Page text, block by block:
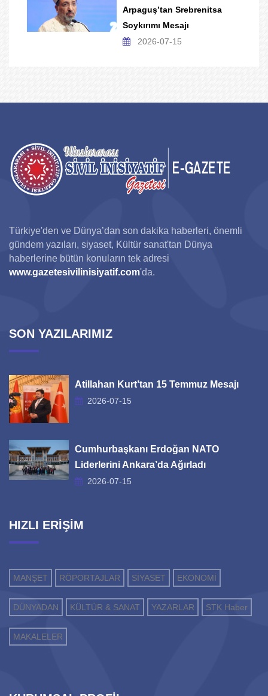
Arpaguş’tan Srebrenitsa
Soykırımı Mesajı
2026-07-15
Türkiye'den ve Dünya’dan son dakika haberleri, önemli
gündem yazıları, siyaset, Kültür sanat'tan Dünya
haberlerine bütün konuların tek adresi
www.gazetesivilinisiyatif.com'da.
SON YAZILARIMIZ
Atillahan Kurt’tan 15 Temmuz Mesajı
2026-07-15
Cumhurbaşkanı Erdoğan NATO
Liderlerini Ankara’da Ağırladı
2026-07-15
HIZLI ERİŞİM
MANŞET RÖPORTAJLAR SİYASET EKONOMİ
DÜNYADAN KÜLTÜR & SANAT YAZARLAR STK Haber
MAKALELER